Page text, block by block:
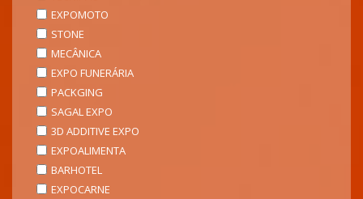
EXPOMOTO
STONE
MECÂNICA
EXPO FUNERÁRIA
PACKGING
SAGAL EXPO
3D ADDITIVE EXPO
EXPOALIMENTA
BARHOTEL
EXPOCARNE